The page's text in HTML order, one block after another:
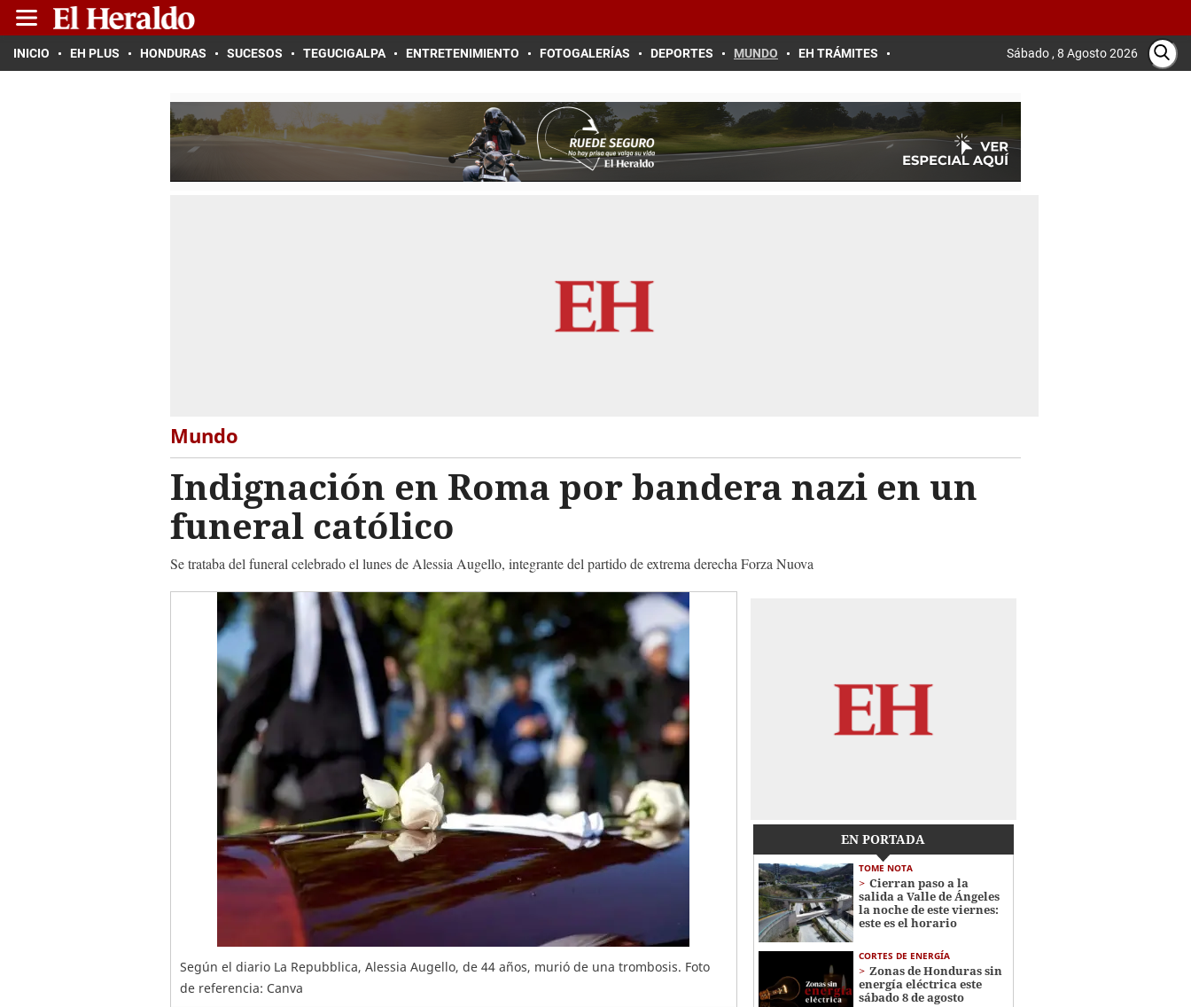
INICIO EH PLUS HONDURAS SUCESOS TEGUCIGALPA ENTRETENIMIENTO FOTOGALERÍAS DEPORTES MUNDO EH TRÁMITES Sábado , 8 Agosto 2026
Mundo
Indignación en Roma por bandera nazi en un
funeral católico
Se trataba del funeral celebrado el lunes de Alessia Augello, integrante del partido de extrema derecha Forza Nuova
Según el diario La Repubblica, Alessia Augello, de 44 años, murió de una trombosis. Foto
de referencia: Canva
EN PORTADA
TOME NOTA
Cierran paso a la
salida a Valle de Ángeles
la noche de este viernes:
este es el horario
CORTES DE ENERGÍA
Zonas de Honduras sin
energía eléctrica este
sábado 8 de agosto